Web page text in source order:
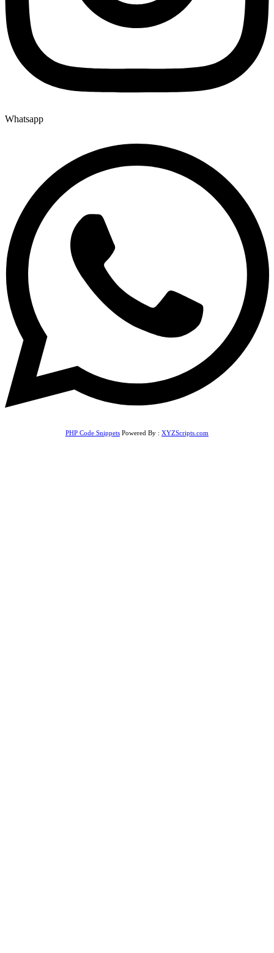
Whatsapp
PHP Code Snippets Powered By : XYZScripts.com